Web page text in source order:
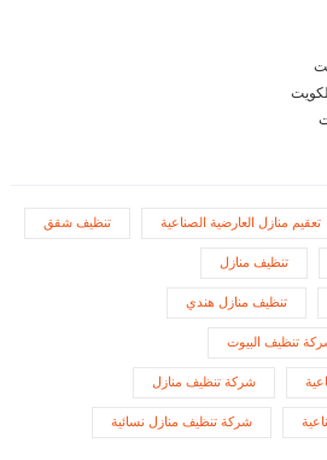
تعقيم منازل العارضية الصناعية تنظيف شقق
تنظيف منازل
تنظيف منازل هندي
تنظيف البيوت
شركة تنظيف منازل
شركة تنظيف منازل نسائية